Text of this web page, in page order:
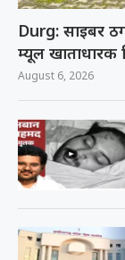
Durg: साइबर
म्यूल खाताधारक
August 6, 2026